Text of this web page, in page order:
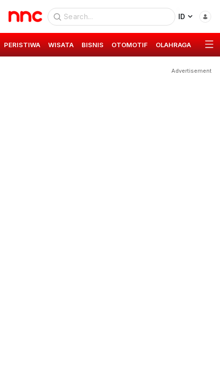
ID
PERISTIWA WISATA BISNIS OTOMOTIF OLAHRAGA GAYA
Advertisement